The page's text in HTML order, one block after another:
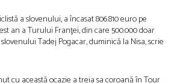
a slovenului, a încasat 806.810 euro pe
an a Turului Franţei, din care 500.000 doar
Tadej Pogacar, duminică la Nisa, scrie